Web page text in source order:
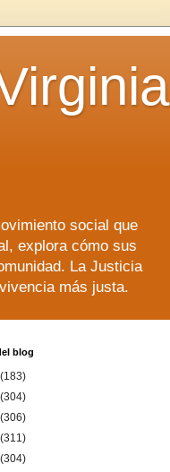
social que
explora cómo sus
La Justicia
más justa.
blog
(183)
(304)
(306)
(311)
(304)